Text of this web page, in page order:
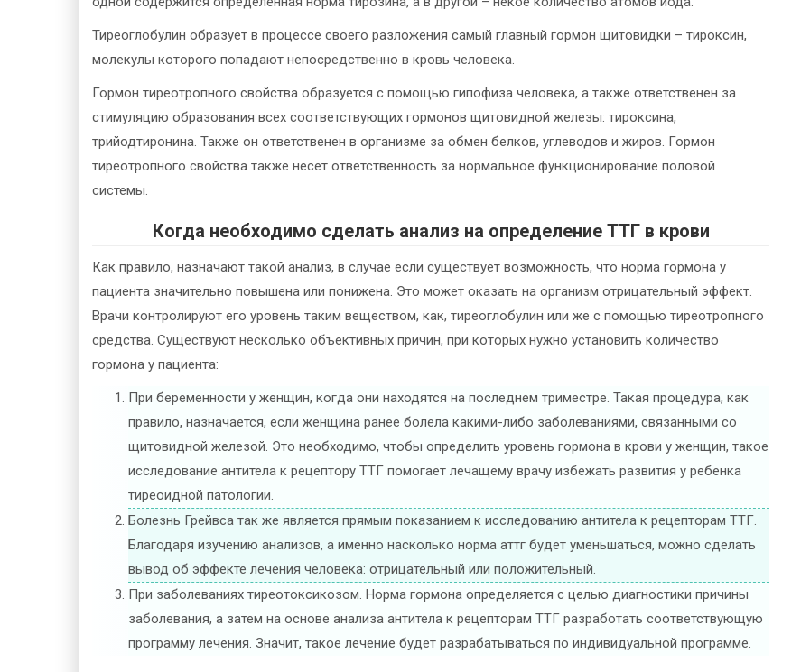
Тиреоглобулин образует в процессе своего разложения самый главный гормон щитовидки – тироксин,
молекулы которого попадают непосредственно в кровь человека.
Гормон тиреотропного свойства образуется с помощью гипофиза человека, а также ответственен за
стимуляцию образования всех соответствующих гормонов щитовидной железы: тироксина,
трийодтиронина. Также он ответственен в организме за обмен белков, углеводов и жиров. Гормон
тиреотропного свойства также несет ответственность за нормальное функционирование половой
системы.
Когда необходимо сделать анализ на определение ТТГ в крови
Как правило, назначают такой анализ, в случае если существует возможность, что норма гормона у
пациента значительно повышена или понижена. Это может оказать на организм отрицательный эффект.
Врачи контролируют его уровень таким веществом, как, тиреоглобулин или же с помощью тиреотропного
средства. Существуют несколько объективных причин, при которых нужно установить количество
гормона у пациента:
При беременности у женщин, когда они находятся на последнем триместре. Такая процедура, как
правило, назначается, если женщина ранее болела какими-либо заболеваниями, связанными со
щитовидной железой. Это необходимо, чтобы определить уровень гормона в крови у женщин, такое
исследование антитела к рецептору ТТГ помогает лечащему врачу избежать развития у ребенка
тиреоидной патологии.
Болезнь Грейвса так же является прямым показанием к исследованию антитела к рецепторам ТТГ.
Благодаря изучению анализов, а именно насколько норма аттг будет уменьшаться, можно сделать
вывод об эффекте лечения человека: отрицательный или положительный.
При заболеваниях тиреотоксикозом. Норма гормона определяется с целью диагностики причины
заболевания, а затем на основе анализа антитела к рецепторам ТТГ разработать соответствующую
программу лечения. Значит, такое лечение будет разрабатываться по индивидуальной программе.